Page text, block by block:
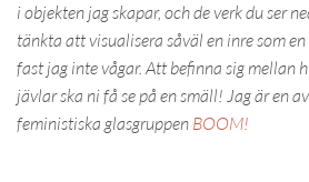
i objekten jag skapar, och de verk du ser
tänkta att visualisera såväl en inre som
fast jag inte vågar. Att befinna sig mellan
jävlar ska ni få se på en smäll! Jag är en
feministiska glasgruppen BOOM!